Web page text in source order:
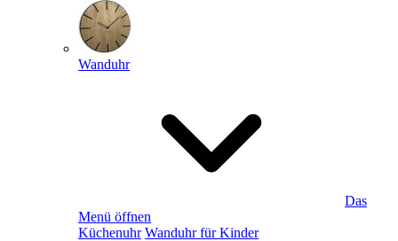
Wanduhr
Das
Menü öffnen
Küchenuhr Wanduhr für Kinder